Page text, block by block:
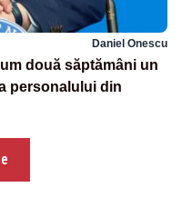
Daniel Onescu
două săptămâni un
personalului din